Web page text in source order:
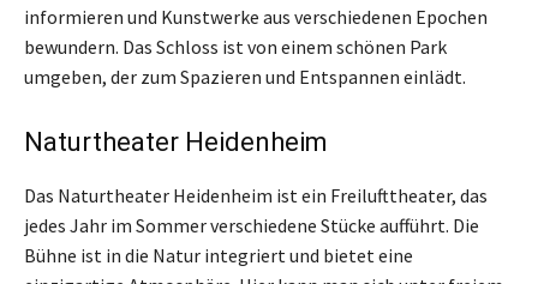
informieren und Kunstwerke aus verschiedenen Epochen
bewundern. Das Schloss ist von einem schönen Park
umgeben, der zum Spazieren und Entspannen einlädt.
Naturtheater Heidenheim
Das Naturtheater Heidenheim ist ein Freilufttheater, das
jedes Jahr im Sommer verschiedene Stücke aufführt. Die
Bühne ist in die Natur integriert und bietet eine